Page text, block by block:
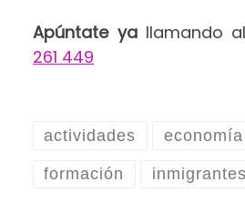
Apúntate yallamando
261 449
actividades economía
formación inmigrantes